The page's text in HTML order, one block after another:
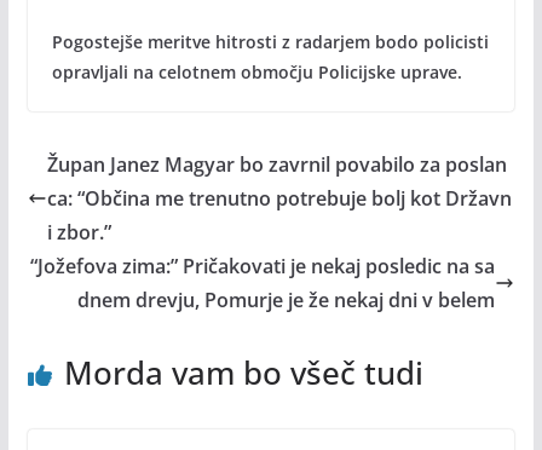
Pogostejše meritve hitrosti z radarjem bodo policisti
opravljali na celotnem območju Policijske uprave.
Župan Janez Magyar bo zavrnil povabilo za poslan
ca: “Občina me trenutno potrebuje bolj kot Državn
i zbor.”
“Jožefova zima:” Pričakovati je nekaj posledic na sa
dnem drevju, Pomurje je že nekaj dni v belem
Morda vam bo všeč tudi